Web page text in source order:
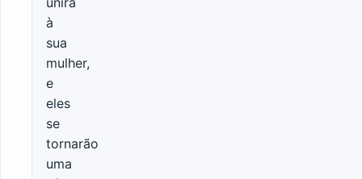
à
sua
mulher,
e
eles
se
tornarão
uma